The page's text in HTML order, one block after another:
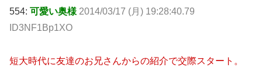
554: 可愛い奥様 2014/03/17 (月) 19:28:40.79
ID3NF1Bp1XO
短大時代に友達のお兄さんからの紹介で交際スタート。